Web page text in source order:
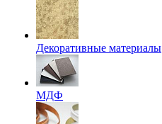
Декоративные материалы
МДФ